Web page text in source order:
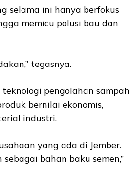
selama ini hanya berfokus
memicu polusi bau dan
tegasnya.
pengolahan sampah
bernilai ekonomis,
industri.
yang ada di Jember.
bahan baku semen,”